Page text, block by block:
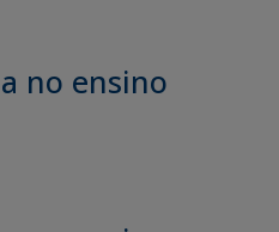
no ensino